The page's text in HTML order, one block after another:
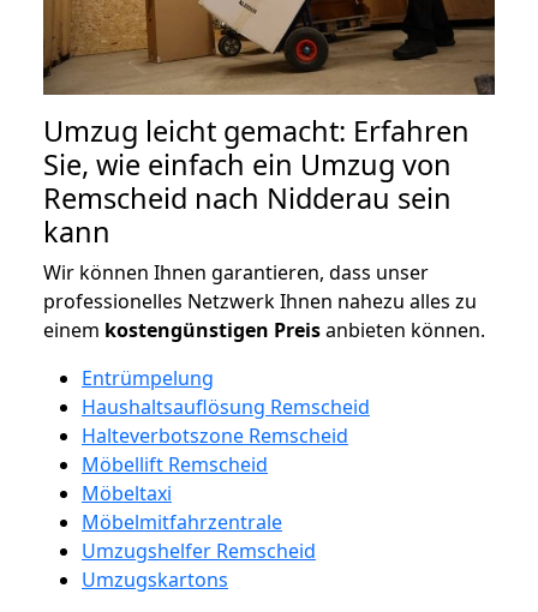
Umzug leicht gemacht: Erfahren
Sie, wie einfach ein Umzug von
Remscheid nach Nidderau sein
kann
Wir können Ihnen garantieren, dass unser
professionelles Netzwerk Ihnen nahezu alles zu
einem kostengünstigen Preisanbieten können.
Entrümpelung
Haushaltsauflösung Remscheid
Halteverbotszone Remscheid
Möbellift Remscheid
Möbeltaxi
Möbelmitfahrzentrale
Umzugshelfer Remscheid
Umzugskartons